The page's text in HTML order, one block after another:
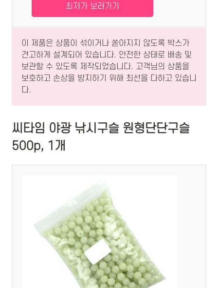
최저가 보러가기
이 제품은 상품이 섞이거나 쏟아지지 않도록 박스가
견고하게 설계되어 있습니다. 안전한 상태로 배송 및
보관할 수 있도록 제작되었습니다. 고객님의 상품을
보호하고 손상을 방지하기 위해 최선을 다하고 있습니
다.
씨타임 야광 낚시구슬 원형단단구슬
500p, 1개